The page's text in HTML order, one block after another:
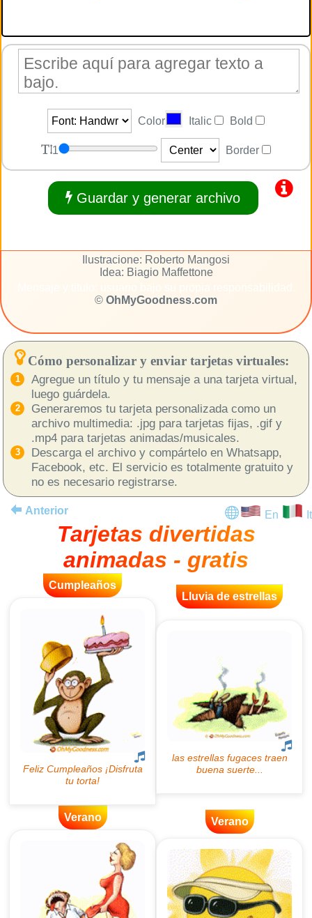
Color Italic Bold
1 Border
Guardar y generar archivo
Ilustracione: Roberto Mangosi
Idea: Biagio Maffettone
© OhMyGoodness.com
Cómo personalizar y enviar tarjetas virtuales:
Agregue un título y tu mensaje a una tarjeta virtual,
luego guárdela.
Generaremos tu tarjeta personalizada como un
archivo multimedia: .jpg para tarjetas fijas, .gif y
.mp4 para tarjetas animadas/musicales.
Descarga el archivo y compártelo en Whatsapp,
Facebook, etc. El servicio es totalmente gratuito y
no es necesario registrarse.
Anterior En It
Tarjetas divertidas
animadas - gratis
Cumpleaños
Lluvia de estrellas
Verano Verano